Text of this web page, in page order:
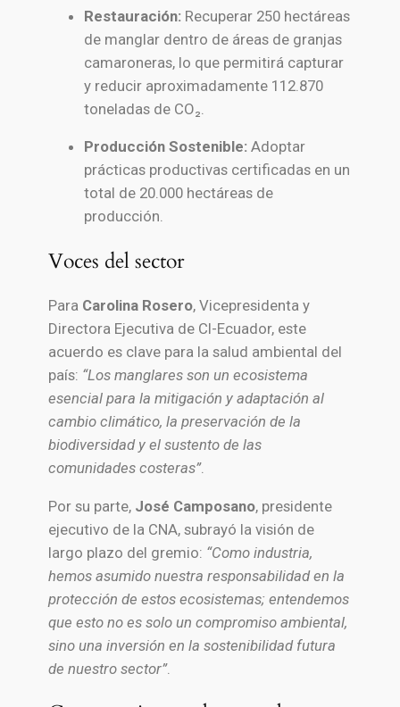
Restauración:Recuperar 250 hectáreas
de manglar dentro de áreas de granjas
camaroneras, lo que permitirá capturar
y reducir aproximadamente 112.870
toneladas de CO₂.
Producción Sostenible:Adoptar
prácticas productivas certificadas en un
total de 20.000 hectáreas de
producción.
Voces del sector
Para Carolina Rosero, Vicepresidenta y
Directora Ejecutiva de CI-Ecuador, este
acuerdo es clave para la salud ambiental del
país: “Los manglares son un ecosistema
esencial para la mitigación y adaptación al
cambio climático, la preservación de la
biodiversidad y el sustento de las
comunidades costeras”.
Por su parte, José Camposano, presidente
ejecutivo de la CNA, subrayó la visión de
largo plazo del gremio: “Como industria,
hemos asumido nuestra responsabilidad en la
protección de estos ecosistemas; entendemos
que esto no es solo un compromiso ambiental,
sino una inversión en la sostenibilidad futura
de nuestro sector”.